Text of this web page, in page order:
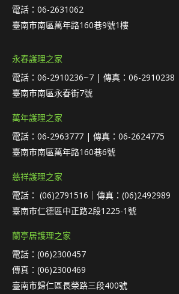
電話：06-2631062
臺南市南區萬年路160巷9號1樓
永春護理之家
電話：06-2910236~7 | 傳真：06-2910238
臺南市南區永春街7號
萬年護理之家
電話：06-2963777 | 傳真：06-2624775
臺南市南區萬年路160巷6號
慈祥護理之家
電話： (06)2791516｜傳真：(06)2492989
臺南市仁德區中正路2段1225-1號
蘭亭居護理之家
電話：(06)2300457
傳真：(06)2300469
臺南市歸仁區長榮路三段400號